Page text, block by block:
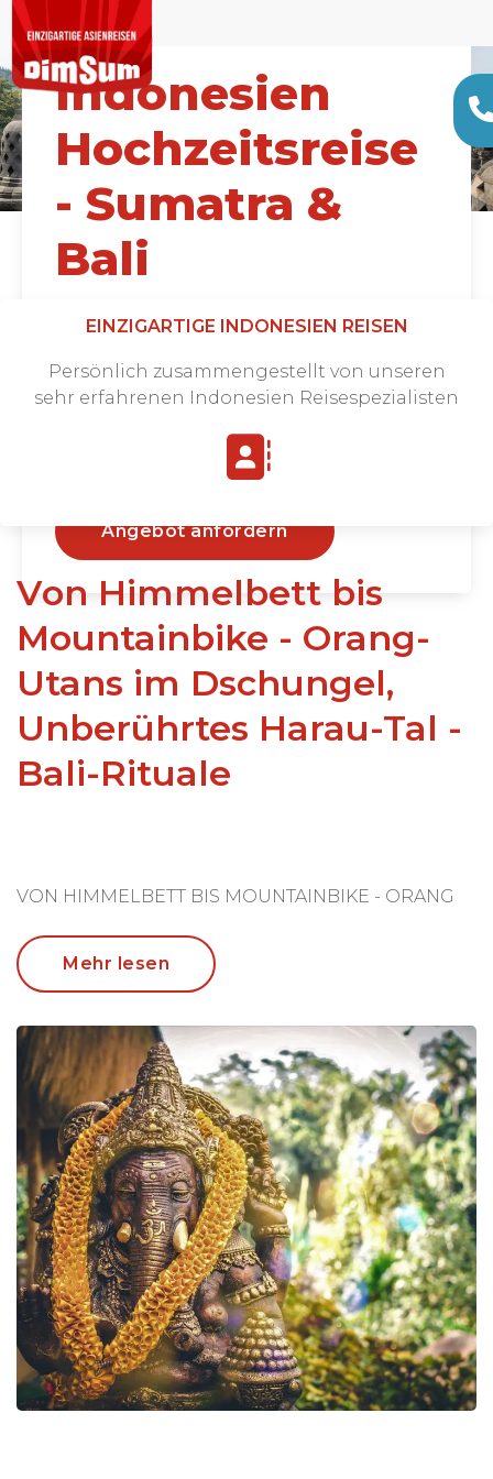
Indonesien
Hochzeitsreise
- Sumatra &
Bali
Ab 1995 € | 20 TAGE
Angebot anfordern
EINZIGARTIGE INDONESIEN REISEN
Persönlich zusammengestellt von unseren
sehr erfahrenen Indonesien Reisespezialisten
Von Himmelbett bis
Mountainbike - Orang-
Utans im Dschungel,
Unberührtes Harau-Tal -
Bali-Rituale
VON HIMMELBETT BIS MOUNTAINBIKE - ORANG
UNBERÜHRTES HARAU-TAL - BALI-RITUALE
wünschen, sind möglich
Programm sorgfältig zusammengestellt von
unseren sehr erfahrenen Reisespezialisten
Von Anfang bis Ende gut betreut
Transport mit privatem Auto und eigenem
Chauffeur
Sorgfältig ausgewählte luxuriöse Unterkünfte
Die Reise kann selbstverständlich erweitert und
ganz nach Ihren Vorstellungen angepasst werden
Hochzeitsritual auf Bali möglich auf traditionelle
Weise + Segnung
24/7 Erreichbarkeit vor Ort
Durch den Dschungel streifen auf der Suche
nach "Betsy", der Mutter derOrang-Utans.
Genießen Sie die Pflege von beeindruckenden
Elefantenin Tangkahan und suchen Sie die
reiche Kultur derBatakrund um den Toba-See.
Mehr lesen